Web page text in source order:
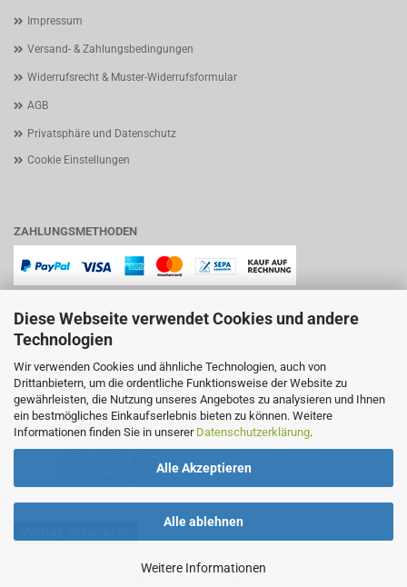
Diese Webseite verwendet Cookies und andere
Technologien
Wir verwenden Cookies und ähnliche Technologien, auch von
Drittanbietern, um die ordentliche Funktionsweise der Website zu
gewährleisten, die Nutzung unseres Angebotes zu analysieren und Ihnen
ein bestmögliches Einkaufserlebnis bieten zu können. Weitere
Informationen finden Sie in unserer Datenschutzerklärung.
Alle Akzeptieren
Alle ablehnen
Weitere Informationen
Impressum
Versand- & Zahlungsbedingungen
Widerrufsrecht & Muster-Widerrufsformular
AGB
Privatsphäre und Datenschutz
Cookie Einstellungen
ZAHLUNGSMETHODEN
Lindenstraße 11
57644 Hattert
Telefon02662 6666